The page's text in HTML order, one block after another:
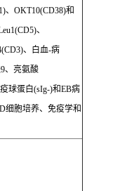
、OKT10(CD38)和
、
、白血-病
、亮氨酸
球蛋白(sIg-)和EB病
细胞培养、免疫学和